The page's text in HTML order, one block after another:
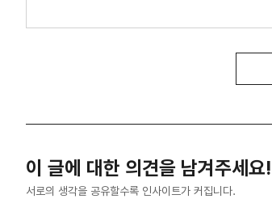
이 글에 대한 의견을 남겨주세요!
서로의 생각을 공유할수록 인사이트가 커집니다.